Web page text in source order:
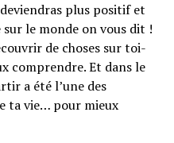
plus positif et
le monde on vous dit !
de choses sur toi-
comprendre. Et dans le
a été l’une des
ta vie… pour mieux